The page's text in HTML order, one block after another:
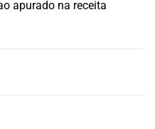
apurado na receita